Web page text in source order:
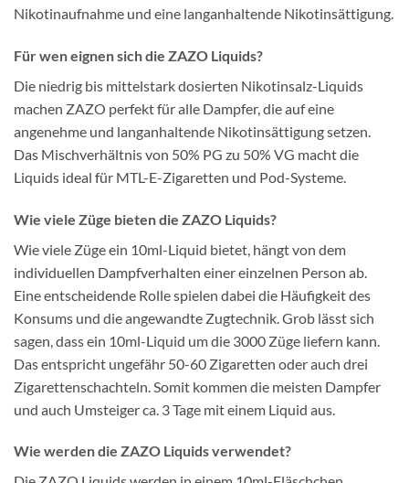
Nikotinaufnahme und eine langanhaltende Nikotinsättigung.
Für wen eignen sich die ZAZO Liquids?
Die niedrig bis mittelstark dosierten Nikotinsalz-Liquids
machen ZAZO perfekt für alle Dampfer, die auf eine
angenehme und langanhaltende Nikotinsättigung setzen.
Das Mischverhältnis von 50% PG zu 50% VG macht die
Liquids ideal für MTL-E-Zigaretten und Pod-Systeme.
Wie viele Züge bieten die ZAZO Liquids?
Wie viele Züge ein 10ml-Liquid bietet, hängt von dem
individuellen Dampfverhalten einer einzelnen Person ab.
Eine entscheidende Rolle spielen dabei die Häufigkeit des
Konsums und die angewandte Zugtechnik. Grob lässt sich
sagen, dass ein 10ml-Liquid um die 3000 Züge liefern kann.
Das entspricht ungefähr 50-60 Zigaretten oder auch drei
Zigarettenschachteln. Somit kommen die meisten Dampfer
und auch Umsteiger ca. 3 Tage mit einem Liquid aus.
Wie werden die ZAZO Liquids verwendet?